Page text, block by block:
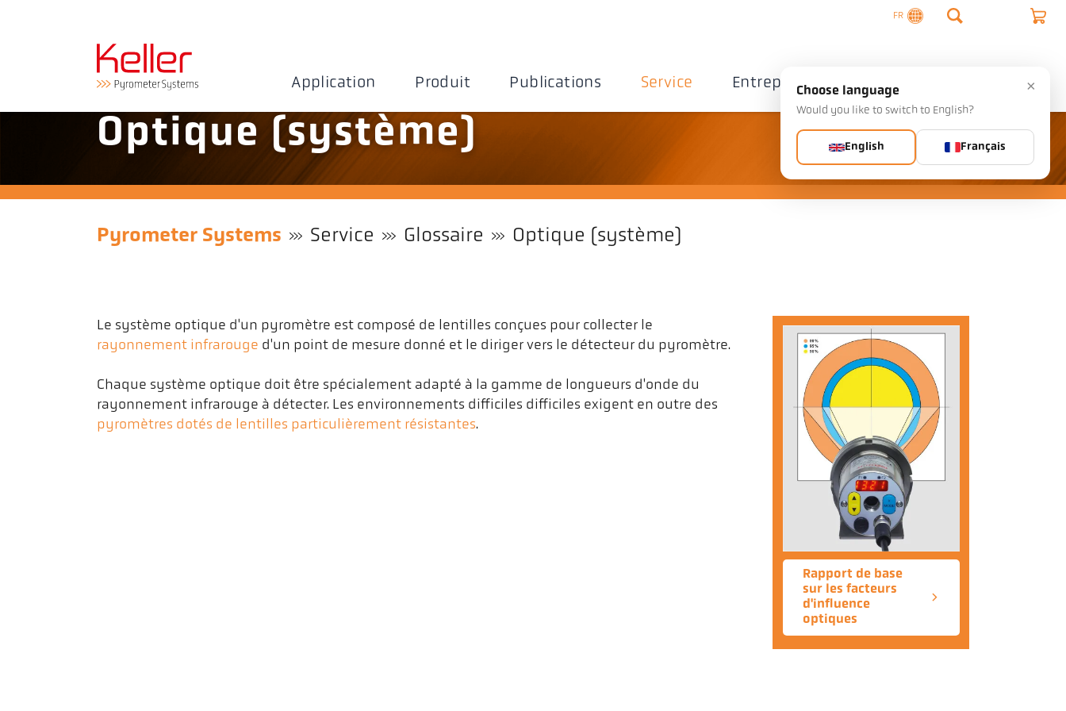
FR
Application Produit Publications Service Entreprise
Optique (système)
Pyrometer Systems Service Glossaire Optique (système)
​Le système optique d'un pyromètre est composé de lentilles conçues pour collecter le
rayonnement infrarouge d'un point de mesure donné et le diriger vers le détecteur du pyromètre.
Chaque système optique doit être spécialement adapté à la gamme de longueurs d'onde du
rayonnement infrarouge à détecter. Les environnements difficiles difficiles exigent en outre des
pyromètres dotés de lentilles particulièrement résistantes.
Rapport de base
sur les facteurs
d'influence
optiques
×
Choose language
Would you like to switch to English?
English Français